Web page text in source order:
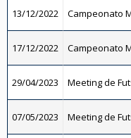
13/12/2022 Campeonato
17/12/2022 Campeonato
29/04/2023 Meeting de
07/05/2023 Meeting de